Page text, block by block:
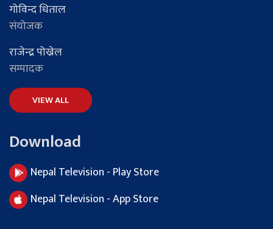
गोविन्द धिताल
संयोजक
राजेन्द्र पोख्रेल
सम्पादक
VIEW ALL
Download
Nepal Television - Play Store
Nepal Television - App Store